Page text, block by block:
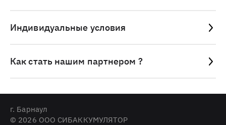
Индивидуальные условия
Как стать нашим партнером ?
г. Барнаул
© 2026 ООО СИБАККУМУЛЯТОР